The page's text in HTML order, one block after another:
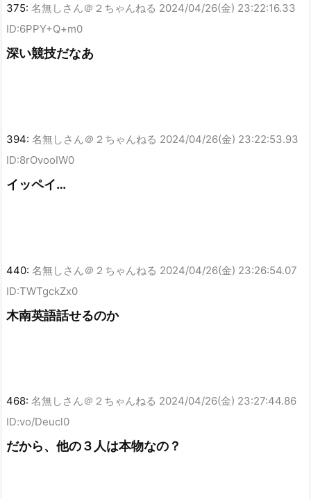
375: 名無しさん＠２ちゃんねる 2024/04/26(金) 23:22:16.33
ID:6PPY+Q+m0
深い競技だなあ
394: 名無しさん＠２ちゃんねる 2024/04/26(金) 23:22:53.93
ID:8rOvooIW0
イッペイ…
440: 名無しさん＠２ちゃんねる 2024/04/26(金) 23:26:54.07
ID:TWTgckZx0
木南英語話せるのか
468: 名無しさん＠２ちゃんねる 2024/04/26(金) 23:27:44.86
ID:vo/Deucl0
だから、他の３人は本物なの？